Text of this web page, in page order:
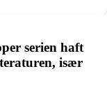
serien haft
især